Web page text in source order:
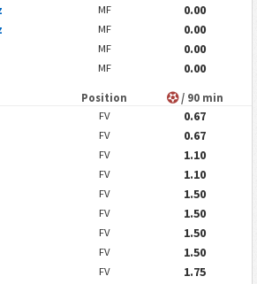
MF
0.00
MF
0.00
MF
0.00
MF 0.00
Position / 90 min
FV
0.67
FV
0.67
FV
1.10
FV
1.10
FV
1.50
FV
1.50
FV
1.50
FV
1.50
FV
1.75